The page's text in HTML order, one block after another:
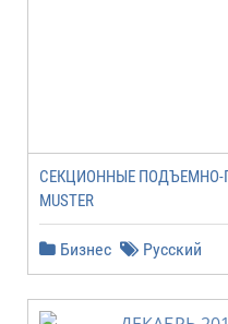
СЕКЦИОННЫЕ ПОДЪЕМНО-
MUSTER
Бизнес Русский